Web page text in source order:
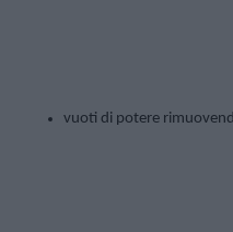
vuoti di potere